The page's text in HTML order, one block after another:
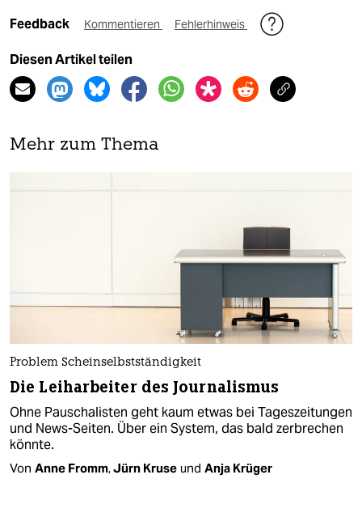
Feedback Kommentieren Fehlerhinweis
Diesen Artikel teilen
Mehr zum Thema
Problem Scheinselbstständigkeit
Die Leiharbeiter des Journalismus
Ohne Pauschalisten geht kaum etwas bei Tageszeitungen
und News-Seiten. Über ein System, das bald zerbrechen
könnte.
Von Anne Fromm,Jürn Kruse und Anja Krüger